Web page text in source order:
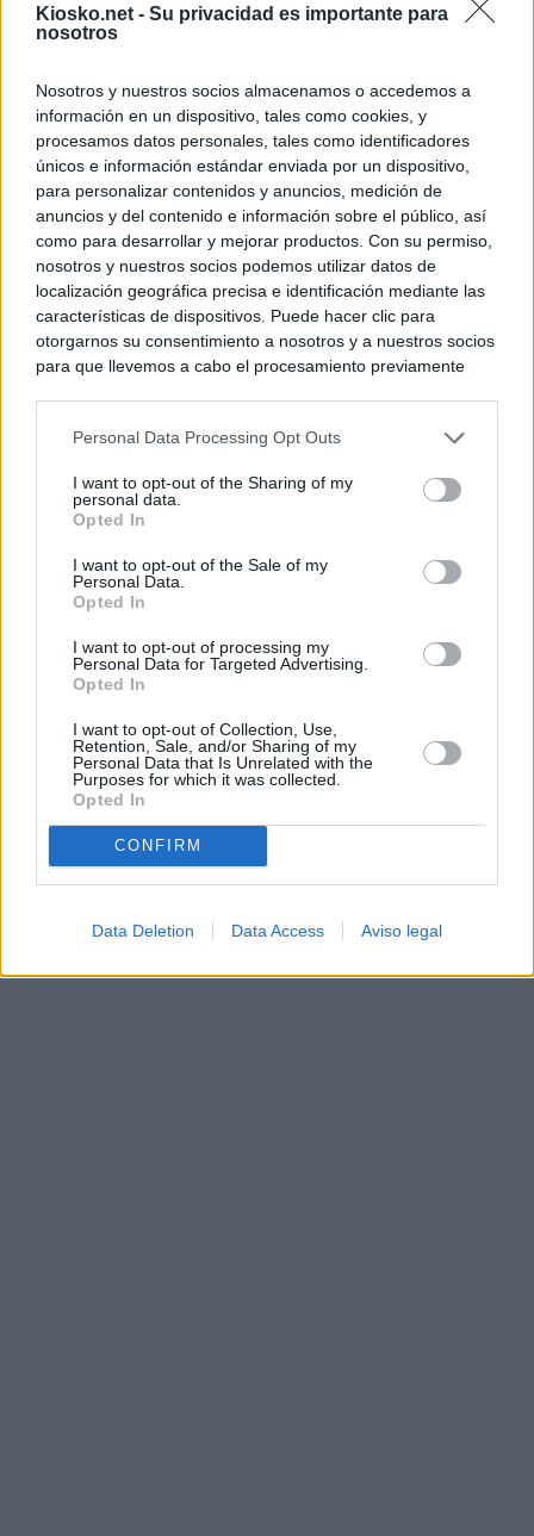
Kiosko.net - Su privacidad es importante para
nosotros
Nosotros y nuestros socios almacenamos o accedemos a
información en un dispositivo, tales como cookies, y
procesamos datos personales, tales como identificadores
únicos e información estándar enviada por un dispositivo,
para personalizar contenidos y anuncios, medición de
anuncios y del contenido e información sobre el público, así
como para desarrollar y mejorar productos. Con su permiso,
nosotros y nuestros socios podemos utilizar datos de
localización geográfica precisa e identificación mediante las
características de dispositivos. Puede hacer clic para
otorgarnos su consentimiento a nosotros y a nuestros socios
para que llevemos a cabo el procesamiento previamente
negar su consentimiento. Tenga en cuenta que algún
de su consentimiento, pero usted tiene el derecho de
rechazar tal procesamiento. Sus preferencias se aplicarán
cualquier momento entrando de nuevo en este sitio web o
visitando nuestra política de privacidad.
Personal Data Processing Opt Outs
I want to opt-out of the Sharing of my
personal data.
Opted In
I want to opt-out of the Sale of my
Personal Data.
Opted In
I want to opt-out of processing my
Personal Data for Targeted Advertising.
Opted In
I want to opt-out of Collection, Use,
Retention, Sale, and/or Sharing of my
Personal Data that Is Unrelated with the
Purposes for which it was collected.
Opted In
CONFIRM
Data Deletion Data Access Aviso legal